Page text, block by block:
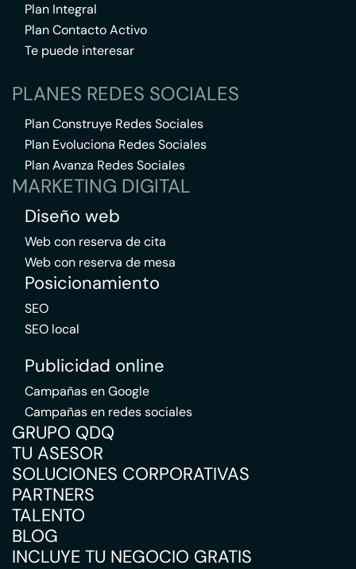
Plan Integral
Plan Contacto Activo
Te puede interesar
PLANES REDES SOCIALES
Plan Construye Redes Sociales
Plan Evoluciona Redes Sociales
Plan Avanza Redes Sociales
MARKETING DIGITAL
Diseño web
Web con reserva de cita
Web con reserva de mesa
Posicionamiento
SEO
SEO local
Publicidad online
Campañas en Google
Campañas en redes sociales
GRUPO QDQ
TU ASESOR
SOLUCIONES CORPORATIVAS
PARTNERS
TALENTO
BLOG
INCLUYE TU NEGOCIO GRATIS